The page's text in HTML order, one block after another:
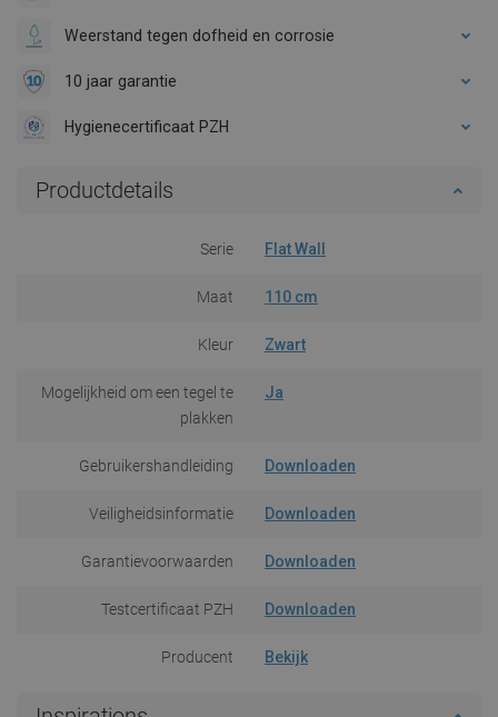
Weerstand tegen dofheid en corrosie
10 jaar garantie
Hygienecertificaat PZH
Productdetails
Serie Flat Wall
Maat 110 cm
Kleur Zwart
Mogelijkheid om een tegel te
plakken
Ja
Gebruikershandleiding Downloaden
Veiligheidsinformatie Downloaden
Garantievoorwaarden Downloaden
Testcertificaat PZH Downloaden
Producent Bekijk